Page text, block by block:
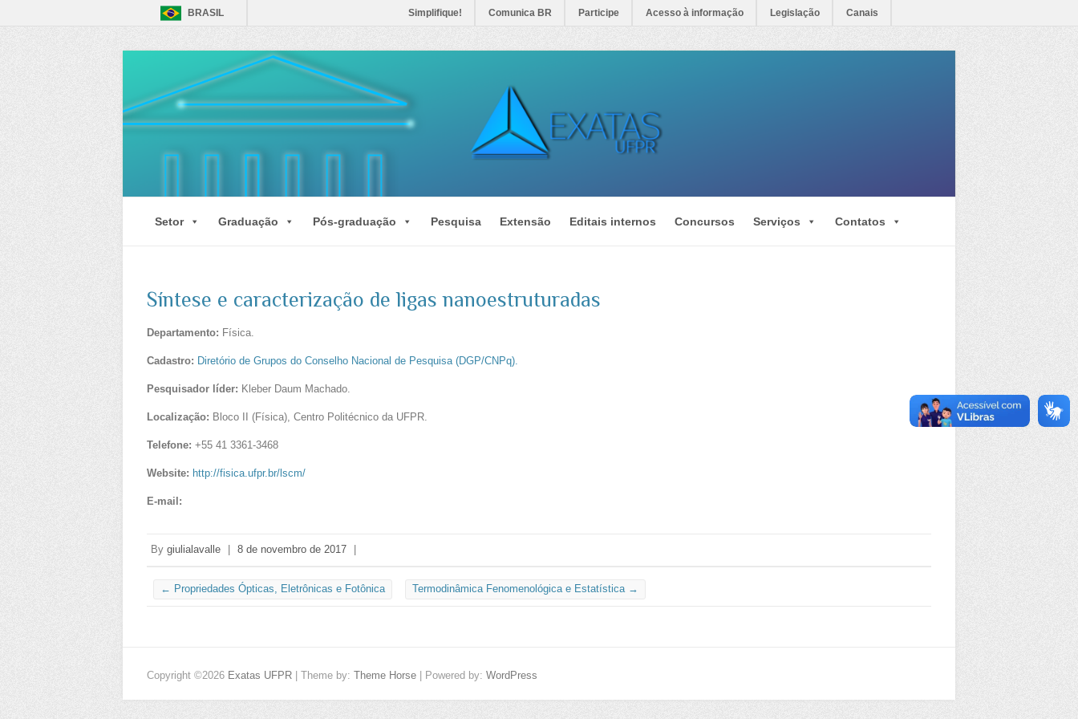
BRASIL Simplifique! Comunica BR Participe Acesso à informação Legislação Canais
Setor Graduação Pós-graduação Pesquisa Extensão Editais internos Concursos Serviços Contatos
Síntese e caracterização de ligas nanoestruturadas
Departamento: Física.
Cadastro: Diretório de Grupos do Conselho Nacional de Pesquisa (DGP/CNPq).
Pesquisador líder: Kleber Daum Machado.
Localização: Bloco II (Física), Centro Politécnico da UFPR.
Telefone: +55 41 3361-3468
Website: http://fisica.ufpr.br/lscm/
E-mail:
By giulialavalle | 8 de novembro de 2017 |
← Propriedades Ópticas, Eletrônicas e Fotônica Termodinâmica Fenomenológica e Estatística →
Copyright ©2026 Exatas UFPR | Theme by: Theme Horse | Powered by: WordPress